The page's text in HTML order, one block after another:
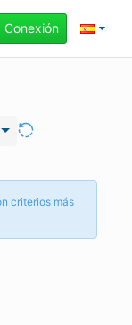
Conexión
criterios más